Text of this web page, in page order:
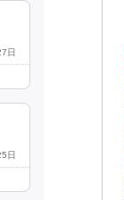
日
日